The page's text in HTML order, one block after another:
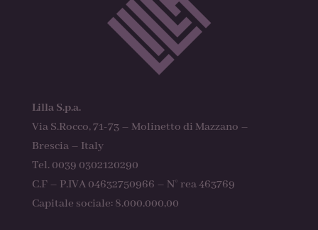
Lilla S.p.a.
Via S.Rocco, 71-73 – Molinetto di Mazzano –
Brescia – Italy
Tel. 0039 0302120290
C.F – P.IVA 04632750966 – N° rea 463769
Capitale sociale: 8.000.000,00